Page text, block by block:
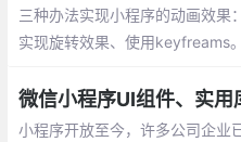
三种办法实现小程序的动画效
实现旋转效果、使用keyfreams
示非常多
小程序开放至今，许多公司企业